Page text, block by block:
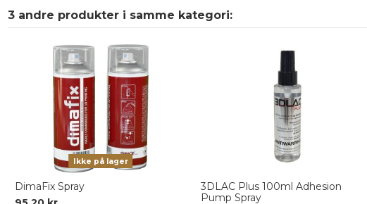
3 andre produkter i samme kategori:
Ikke på lager
DimaFix Spray
3DLAC Plus 100ml Adhesion
Pump Spray